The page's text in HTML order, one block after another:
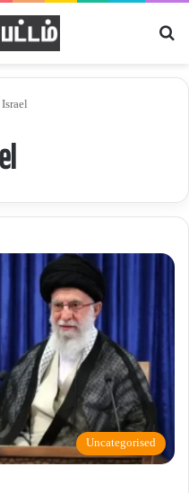
Israel
Uncategorised